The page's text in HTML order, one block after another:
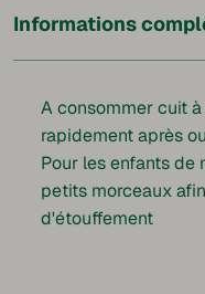
Informations
A consommer cuit
rapidement après
Pour les enfants de
petits morceaux
d'étouffement